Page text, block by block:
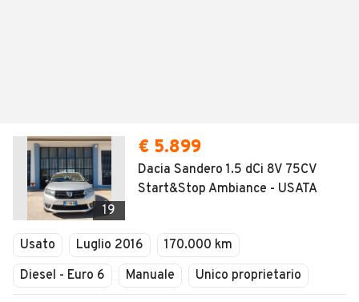
19
€ 5.899
Dacia Sandero 1.5 dCi 8V 75CV
Start&Stop Ambiance - USATA
Usato Luglio 2016
170.000 km
Diesel - Euro 6
Manuale Unico proprietario